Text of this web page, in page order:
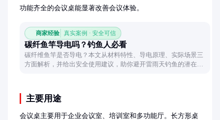
功能齐全的会议桌能显著改善会议体验。
商家经验 真实案例 · 安全可信
碳纤鱼竿导电吗？钓鱼人必看
碳纤维鱼竿是否导电？本文从材料特性、导电原理、实际场景三
方面解析，并给出安全使用建议，助你避开雷雨天钓鱼的潜在风
主要用途
会议桌主要用于企业会议室、培训室和多功能厅。长方形桌